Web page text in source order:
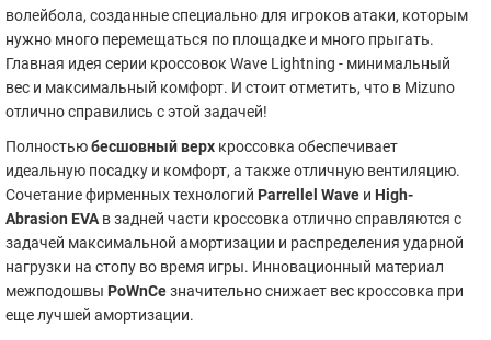
волейбола, созданные специально для игроков атаки, которым
нужно много перемещаться по площадке и много прыгать.
Главная идея серии кроссовок Wave Lightning - минимальный
вес и максимальный комфорт. И стоит отметить, что в Mizuno
отлично справились с этой задачей!
Полностьюбесшовный верх кроссовка обеспечивает
идеальную посадку и комфорт, а также отличную вентиляцию.
Сочетание фирменных технологий Parrellel Wave и High-
Abrasion EVAв задней части кроссовка отлично справляются с
задачей максимальной амортизации и распределения ударной
нагрузки на стопу во время игры. Инновационный материал
межподошвы PoWnCeзначительно снижает вес кроссовка при
еще лучшей амортизации.